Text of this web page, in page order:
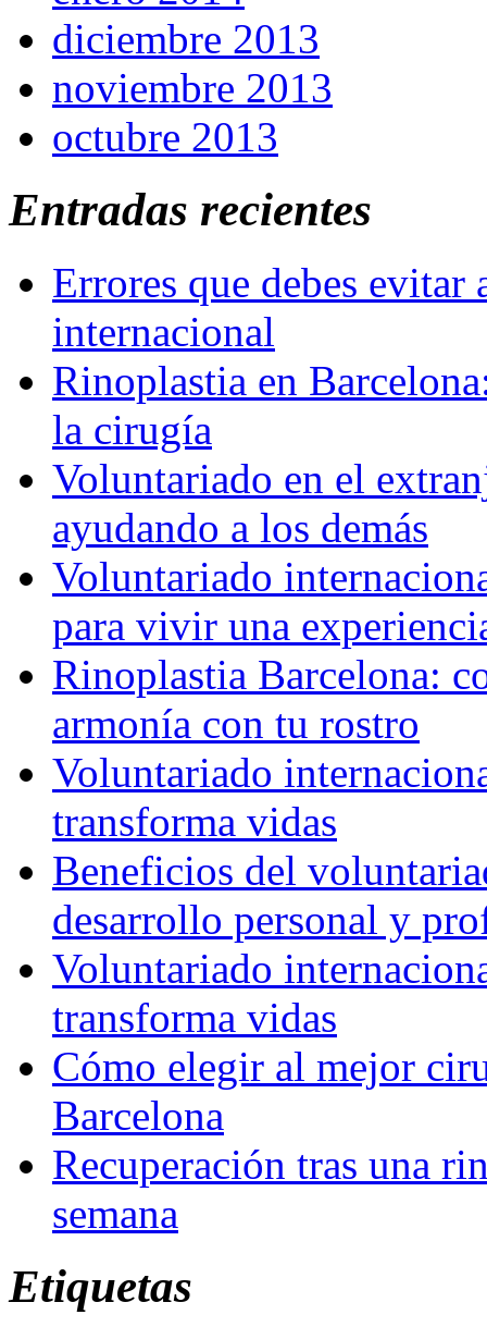
diciembre 2013
noviembre 2013
octubre 2013
Entradas recientes
Errores que debes
internacional
Rinoplastia en
la cirugía
Voluntariado en el
ayudando a los demás
Voluntariado
para vivir una
Rinoplastia Barcelona:
armonía con tu rostro
Voluntariado
transforma vidas
Beneficios del
desarrollo personal y
Voluntariado
transforma vidas
Cómo elegir al mejor
Barcelona
Recuperación tras una
semana
Etiquetas